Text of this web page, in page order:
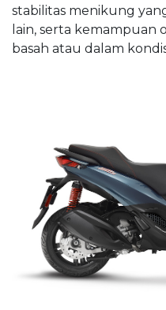
stabilitas menikung
lain, serta kemampuan
basah atau dalam